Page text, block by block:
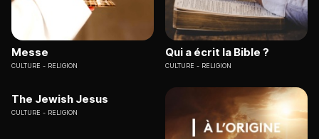
Messe
CULTURE RELIGION
Qui a écrit la Bible ?
CULTURE RELIGION
The Jewish Jesus
CULTURE RELIGION